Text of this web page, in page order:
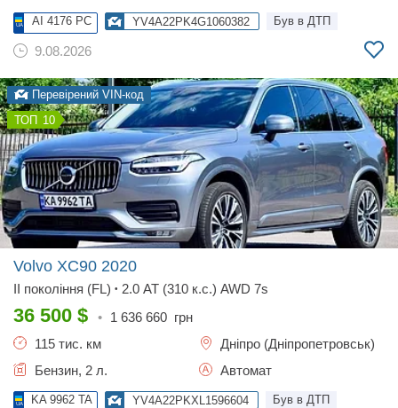
AI 4176 PC YV4A22PK4G1060382 Був в ДТП
9.08.2026
Перевірений VIN-код
10
Volvo XC90 2020
II покоління (FL) • 2.0 AT (310 к.с.) AWD 7s
36 500 $ • 1 636 660 грн
115 тис. км
Дніпро (Дніпропетровськ)
Бензин, 2 л.
Автомат
KA 9962 TA YV4A22PKXL1596604 Був в ДТП